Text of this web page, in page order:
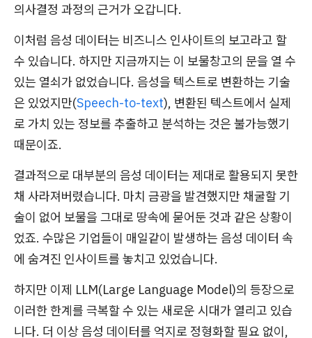
의사결정 과정의 근거가 오갑니다.
이처럼 음성 데이터는 비즈니스 인사이트의 보고라고 할
수 있습니다. 하지만 지금까지는 이 보물창고의 문을 열 수
있는 열쇠가 없었습니다. 음성을 텍스트로 변환하는 기술
은 있었지만(Speech-to-text), 변환된 텍스트에서 실제
로 가치 있는 정보를 추출하고 분석하는 것은 불가능했기
때문이죠.
결과적으로 대부분의 음성 데이터는 제대로 활용되지 못한
채 사라져버렸습니다. 마치 금광을 발견했지만 채굴할 기
술이 없어 보물을 그대로 땅속에 묻어둔 것과 같은 상황이
었죠. 수많은 기업들이 매일같이 발생하는 음성 데이터 속
에 숨겨진 인사이트를 놓치고 있었습니다.
하지만 이제 LLM(Large Language Model)의 등장으로
이러한 한계를 극복할 수 있는 새로운 시대가 열리고 있습
니다. 더 이상 음성 데이터를 억지로 정형화할 필요 없이,